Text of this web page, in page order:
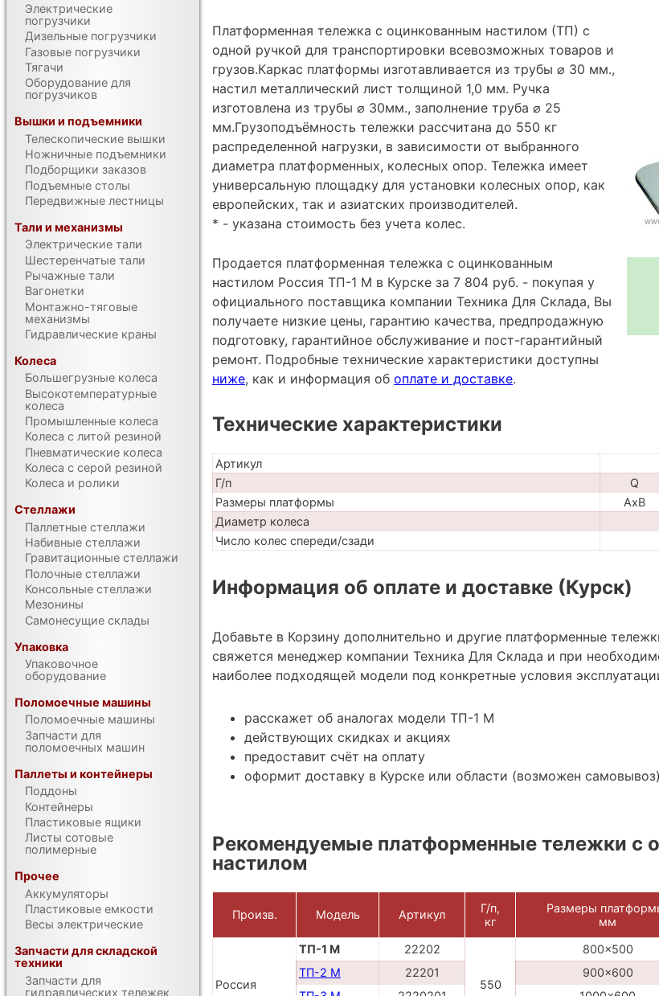
Платформенная тележка с оцинкованным настилом (ТП) с
одной ручкой для транспортировки всевозможных товаров и
грузов.Каркас платформы изготавливается из трубы ⌀ 30 мм.,
настил металлический лист толщиной 1,0 мм. Ручка
изготовлена из трубы ⌀ 30мм., заполнение труба ⌀ 25
мм.Грузоподъёмность тележки рассчитана до 550 кг
распределенной нагрузки, в зависимости от выбранного
диаметра платформенных, колесных опор. Тележка имеет
универсальную площадку для установки колесных опор, как
европейских, так и азиатских производителей.
* - указана стоимость без учета колес.
Продается платформенная тележка с оцинкованным
настилом Россия ТП-1 M в Курске за 7 804 руб. - покупая у
официального поставщика компании Техника Для Склада, Вы
получаете низкие цены, гарантию качества, предпродажную
подготовку, гарантийное обслуживание и пост-гарантийный
ремонт. Подробные технические характеристики доступны
ниже, как и информация об оплате и доставке.
Технические характеристики
Артикул
Г/п
Q
Размеры платформы
AxB
Диаметр колеса
Число колес спереди/сзади
Информация об оплате и доставке (Курск)
Добавьте в Корзину дополнительно и другие платформенные
свяжется менеджер компании Техника Для Склада и при
наиболее подходящей модели под конкретные условия
расскажет об аналогах модели ТП-1 M
действующих скидках и акциях
предоставит счёт на оплату
оформит доставку в Курске или области (возможен самовывоз)
Рекомендуемые платформенные тележки с
настилом
Произв. Модель Артикул
Г/п,
кг
Размеры
мм
Россия
ТП-1 M 22202
550
800x500
ТП-2 M
22201 900x600
Электрические
погрузчики
Дизельные погрузчики
Газовые погрузчики
Тягачи
Оборудование для
погрузчиков
Вышки и подъемники
Телескопические вышки
Ножничные подъемники
Подборщики заказов
Подъемные столы
Передвижные лестницы
Тали и механизмы
Электрические тали
Шестеренчатые тали
Рычажные тали
Вагонетки
Монтажно-тяговые
механизмы
Гидравлические краны
Колеса
Большегрузные колеса
Высокотемпературные
колеса
Промышленные колеса
Колеса с литой резиной
Пневматические колеса
Колеса с серой резиной
Колеса и ролики
Стеллажи
Паллетные стеллажи
Набивные стеллажи
Гравитационные стеллажи
Полочные стеллажи
Консольные стеллажи
Мезонины
Самонесущие склады
Упаковка
Упаковочное
оборудование
Поломоечные машины
Поломоечные машины
Запчасти для
поломоечных машин
Паллеты и контейнеры
Поддоны
Контейнеры
Пластиковые ящики
Листы сотовые
полимерные
Прочее
Аккумуляторы
Пластиковые емкости
Весы электрические
Запчасти для складской
техники
Запчасти для
гидравлических тележек